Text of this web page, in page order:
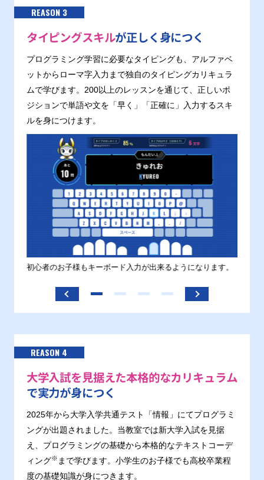
REASON 3
タイピングスキルが正しく身につく
プログラミング学習に必要なタイピングも、アルファベ
ットからローマ字入力まで独自のタイピングカリキュラ
ムで学びます。200以上のレッスンを通じて、正しいポ
ジションで単語や文を「早く」「正確に」入力するスキ
ルを身につけます。
初心者のお子様もキーボード入力が出来るようになります。
REASON 4
大学入試を見据えた本格的なカリキュラム
で実力が身につく
2025年から大学入学共通テスト「情報」にてプログラミ
ングが出題されました。当教室では新大学入試を見据
え、プログラミングの基礎から本格的なテキストコーデ
ィング※ まで学びます。小学生のお子様でも高校卒業程
度の基礎知識が身につきます。